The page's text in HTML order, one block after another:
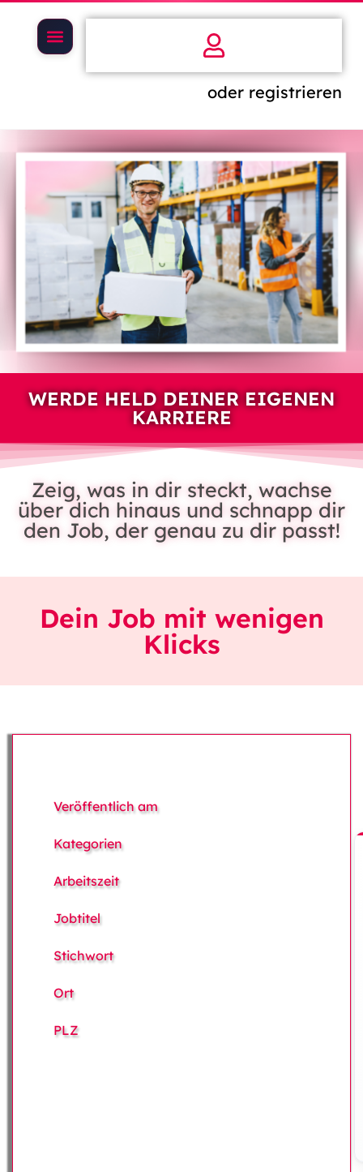
oder registrieren
WERDE HELD DEINER EIGENEN
KARRIERE
Zeig, was in dir steckt, wachse
über dich hinaus und schnapp dir
den Job, der genau zu dir passt!
Dein Job mit wenigen
Klicks
Veröffentlich am
Kategorien
Arbeitszeit
Jobtitel
Stichwort
Ort
PLZ